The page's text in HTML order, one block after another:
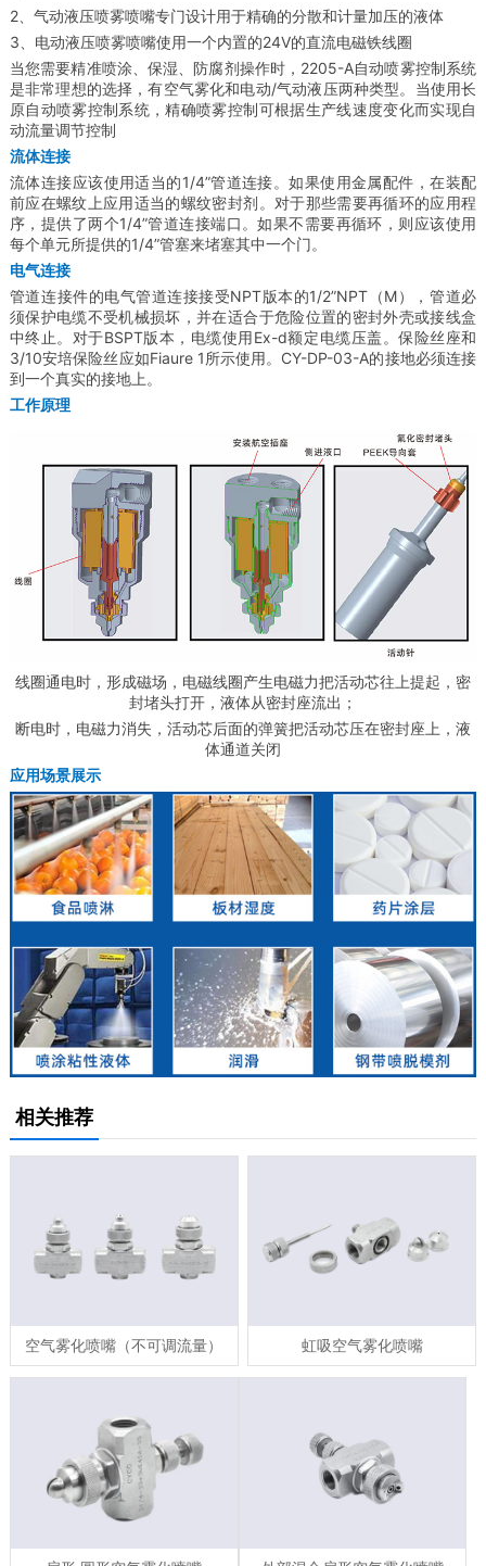
2、气动液压喷雾喷嘴专门设计用于精确的分散和计量加压的液体
3、电动液压喷雾喷嘴使用一个内置的24V的直流电磁铁线圈
当您需要精准喷涂、保湿、防腐剂操作时，2205-A自动喷雾控制系统
是非常理想的选择，有空气雾化和电动/气动液压两种类型。当使用长
原自动喷雾控制系统，精确喷雾控制可根据生产线速度变化而实现自
动流量调节控制
流体连接
流体连接应该使用适当的1/4”管道连接。如果使用金属配件，在装配
前应在螺纹上应用适当的螺纹密封剂。对于那些需要再循环的应用程
序，提供了两个1/4”管道连接端口。如果不需要再循环，则应该使用
每个单元所提供的1/4”管塞来堵塞其中一个门。
电气连接
管道连接件的电气管道连接接受NPT版本的1/2”NPT（M），管道必
须保护电缆不受机械损坏，并在适合于危险位置的密封外壳或接线盒
中终止。对于BSPT版本，电缆使用Ex-d额定电缆压盖。保险丝座和
3/10安培保险丝应如Fiaure 1所示使用。CY-DP-03-A的接地必须连接
到一个真实的接地上。
工作原理
线圈通电时，形成磁场，电磁线圈产生电磁力把活动芯往上提起，密
封堵头打开，液体从密封座流出；
断电时，电磁力消失，活动芯后面的弹簧把活动芯压在密封座上，液
体通道关闭
应用场景展示
相关推荐
空气雾化喷嘴（不可调流量） 虹吸空气雾化喷嘴